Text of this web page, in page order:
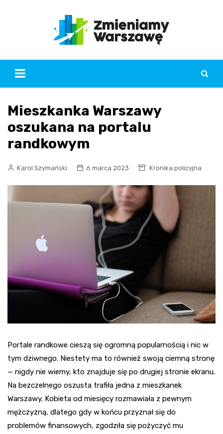
Mieszkanka Warszawy
oszukana na portalu
randkowym
Karol Szymański 6 marca 2023 Kronika policyjna
Portale randkowe cieszą się ogromną popularnością i nic w
tym dziwnego. Niestety ma to również swoją ciemną stronę
— nigdy nie wiemy, kto znajduje się po drugiej stronie ekranu.
Na bezczelnego oszusta trafiła jedna z mieszkanek
Warszawy. Kobieta od miesięcy rozmawiała z pewnym
mężczyzną, dlatego gdy w końcu przyznał się do
problemów finansowych, zgodziła się pożyczyć mu